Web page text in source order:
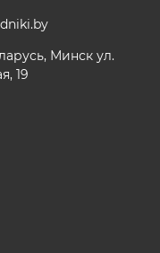
Минск ул.
19